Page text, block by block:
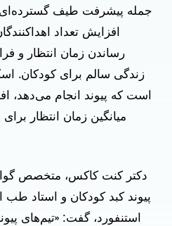
جمله پیشرفت طیف گسترده‌ای
افزایش تعداد
رساندن زمان انتظار و
است که پیوند انجام می‌دهد،
میانگین زمان انتظار
دکتر کنت کاکس، متخصص
پیوند کبد کودکان و استاد
استنفورد، گفت: «تیم‌های